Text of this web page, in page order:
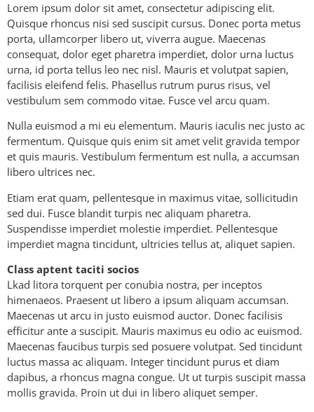
Lorem ipsum dolor sit amet, consectetur adipiscing elit.
Quisque rhoncus nisi sed suscipit cursus. Donec porta metus
porta, ullamcorper libero ut, viverra augue. Maecenas
consequat, dolor eget pharetra imperdiet, dolor urna luctus
urna, id porta tellus leo nec nisl. Mauris et volutpat sapien,
facilisis eleifend felis. Phasellus rutrum purus risus, vel
vestibulum sem commodo vitae. Fusce vel arcu quam.
Nulla euismod a mi eu elementum. Mauris iaculis nec justo ac
fermentum. Quisque quis enim sit amet velit gravida tempor
et quis mauris. Vestibulum fermentum est nulla, a accumsan
libero ultrices nec.
Etiam erat quam, pellentesque in maximus vitae, sollicitudin
sed dui. Fusce blandit turpis nec aliquam pharetra.
Suspendisse imperdiet molestie imperdiet. Pellentesque
imperdiet magna tincidunt, ultricies tellus at, aliquet sapien.
Class aptent taciti socios
Lkad litora torquent per conubia nostra, per inceptos
himenaeos. Praesent ut libero a ipsum aliquam accumsan.
Maecenas ut arcu in justo euismod auctor. Donec facilisis
efficitur ante a suscipit. Mauris maximus eu odio ac euismod.
Maecenas faucibus turpis sed posuere volutpat. Sed tincidunt
luctus massa ac aliquam. Integer tincidunt purus et diam
dapibus, a rhoncus magna congue. Ut ut turpis suscipit massa
mollis gravida. Proin ut dui in libero aliquet semper.